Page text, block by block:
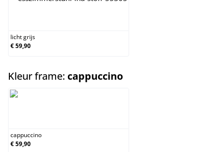
licht grijs
€ 59,90
Kleur frame: cappuccinoselect
cappuccino
€ 59,90